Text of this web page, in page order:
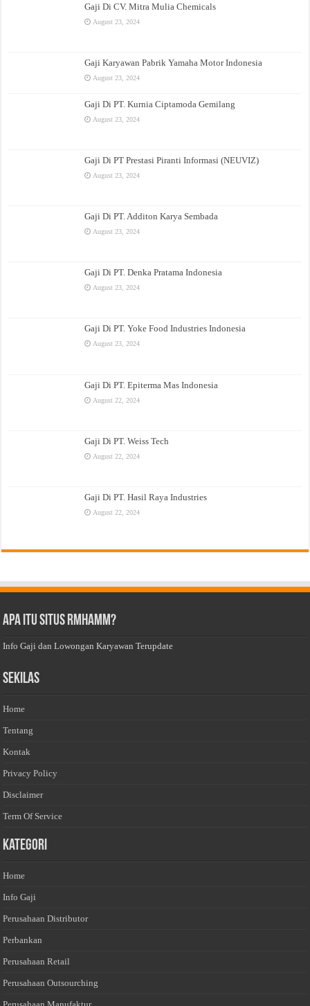
Gaji Di CV. Mitra Mulia Chemicals
August 23, 2024
Gaji Karyawan Pabrik Yamaha Motor Indonesia
August 23, 2024
Gaji Di PT. Kurnia Ciptamoda Gemilang
August 23, 2024
Gaji Di PT Prestasi Piranti Informasi (NEUVIZ)
August 23, 2024
Gaji Di PT. Additon Karya Sembada
August 23, 2024
Gaji Di PT. Denka Pratama Indonesia
August 23, 2024
Gaji Di PT. Yoke Food Industries Indonesia
August 23, 2024
Gaji Di PT. Epiterma Mas Indonesia
August 22, 2024
Gaji Di PT. Weiss Tech
August 22, 2024
Gaji Di PT. Hasil Raya Industries
August 22, 2024
Apa Itu Situs Rmhamm?
Info Gaji dan Lowongan Karyawan Terupdate
Sekilas
Home
Tentang
Kontak
Privacy Policy
Disclaimer
Term Of Service
Kategori
Home
Info Gaji
Perusahaan Distributor
Perbankan
Perusahaan Retail
Perusahaan Outsourching